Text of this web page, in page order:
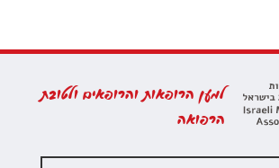
למען הרופאות והרופאים ולטובת
הרפואה